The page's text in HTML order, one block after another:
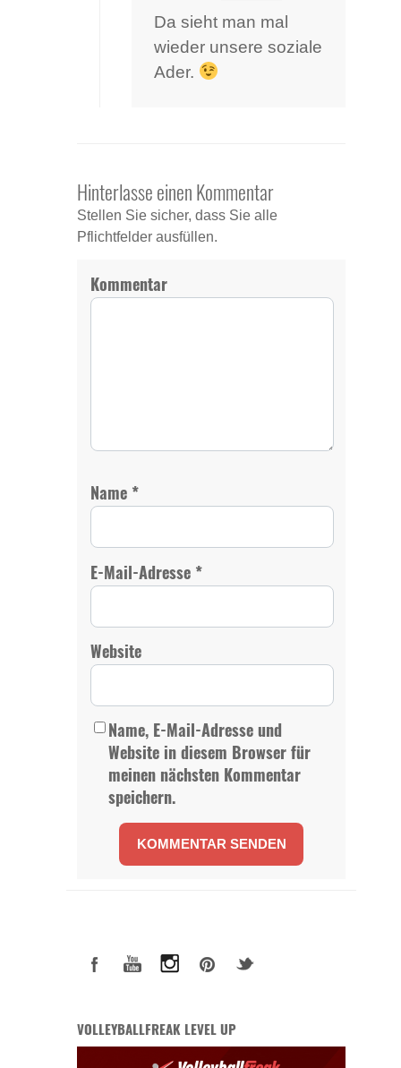
Da sieht man mal
wieder unsere soziale
Ader.
Hinterlasse einen Kommentar
Stellen Sie sicher, dass Sie alle
Pflichtfelder ausfüllen.
Kommentar
Name *
E-Mail-Adresse *
Website
Name, E-Mail-Adresse und
Website in diesem Browser für
meinen nächsten Kommentar
speichern.
VOLLEYBALLFREAK LEVEL UP